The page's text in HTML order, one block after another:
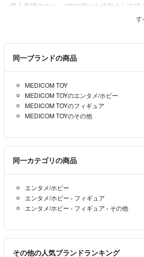
購入希望ですが、47500円にお値引きして頂
同一ブランドの商品
MEDICOM TOY
MEDICOM TOYのエンタメ/ホビー
MEDICOM TOYのフィギュア
MEDICOM TOYのその他
同一カテゴリの商品
エンタメ/ホビー
エンタメ/ホビー › フィギュア
エンタメ/ホビー › フィギュア › その他
その他の人気ブランドランキング